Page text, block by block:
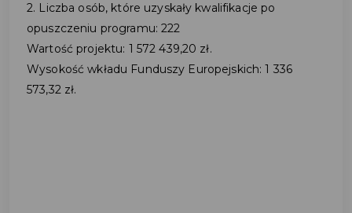
2. Liczba osób, które uzyskały kwalifikacje po
opuszczeniu programu: 222
Wartość projektu: 1 572 439,20 zł.
Wysokość wkładu Funduszy Europejskich: 1 336
573,32 zł.